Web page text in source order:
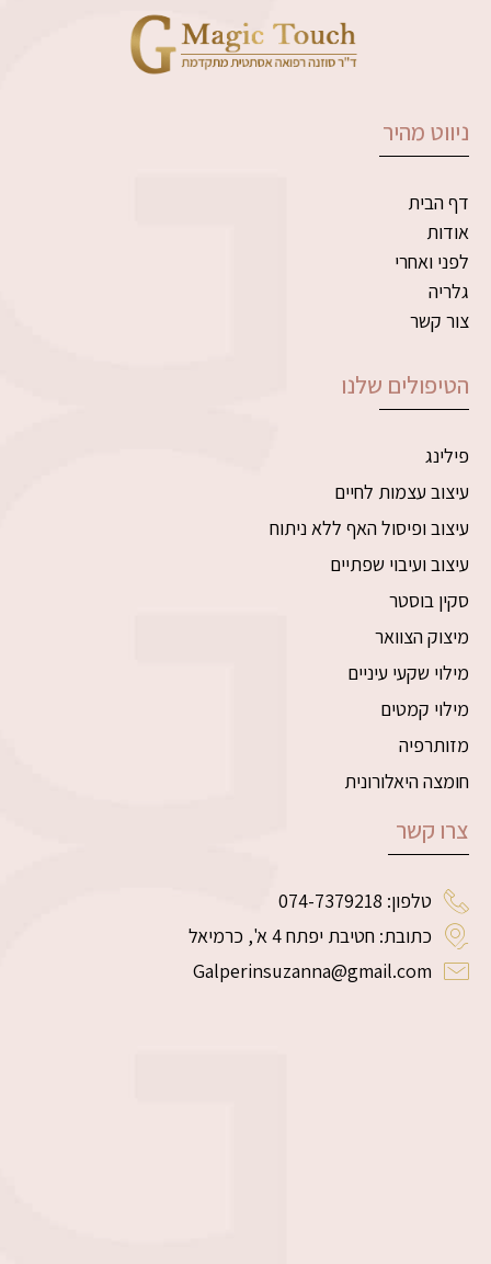
ניווט מהיר
דף הבית
אודות
לפני ואחרי
גלריה
צור קשר
הטיפולים שלנו
פילינג
עיצוב עצמות לחיים
עיצוב ופיסול האף ללא ניתוח
עיצוב ועיבוי שפתיים
סקין בוסטר
מיצוק הצוואר
מילוי שקעי עיניים
מילוי קמטים
מזותרפיה
חומצה היאלורונית
צרו קשר
טלפון: 074-7379218
כתובת: חטיבת יפתח 4 א', כרמיאל
Galperinsuzanna@gmail.com